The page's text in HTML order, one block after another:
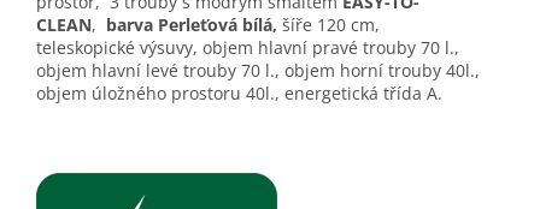
CLEAN, barva Perleťová bílá, ší­ře 120 cm,
teleskopické výsuvy, objem hlavní pravé trouby 70 l.,
objem hlavní levé trouby 70 l., objem horní trouby 40l.,
objem úložného prostoru 40l., energetická třída A.